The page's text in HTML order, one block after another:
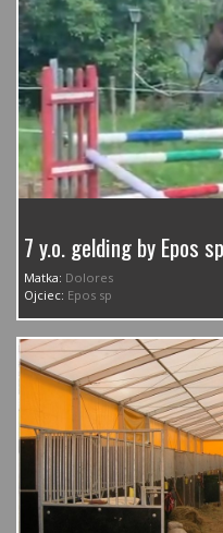
7 y.o. gelding by Epos
Matka: Dolores
Ojciec: Epos sp